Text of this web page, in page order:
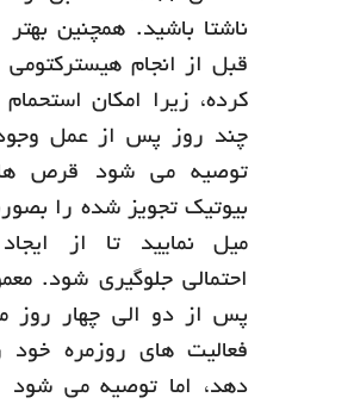
ناشتا باشید. همچنین
قبل از انجام هیسترکتومی
کرده، زیرا امکان
چند روز پس از عمل
توصیه می شود قرص
بیوتیک تجویز شده را
میل نمایید تا از
احتمالی جلوگیری شود.
پس از دو الی چهار روز
فعالیت های روزمره خود
دهد، اما توصیه می شود